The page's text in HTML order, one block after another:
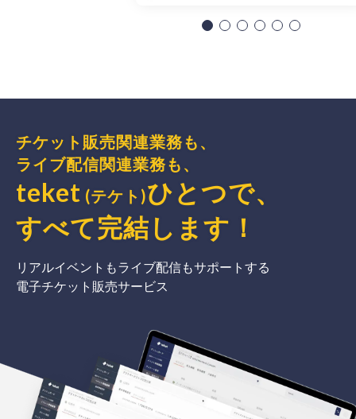
チケット販売関連業務も、
ライブ配信関連業務も、
teket (テケト)ひとつで、
すべて完結 します ！
リアルイベントもライブ配信もサポートする
電子チケット販売サービス